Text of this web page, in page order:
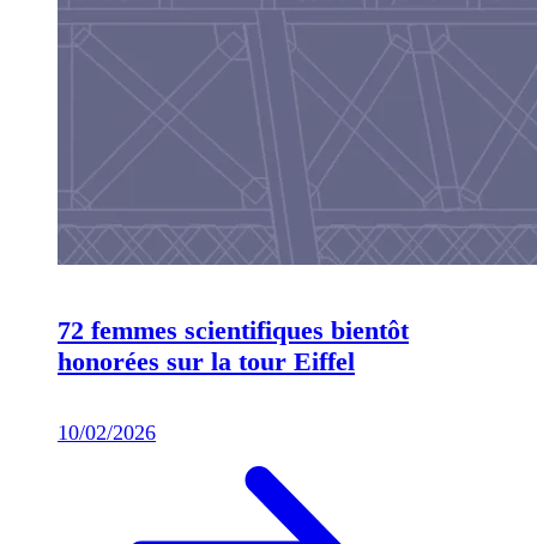
72 femmes scientifiques bientôt
honorées sur la tour Eiffel
10/02/2026